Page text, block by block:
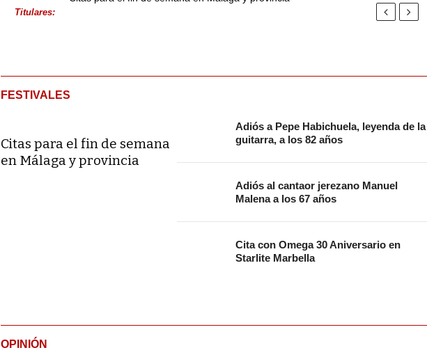
Titulares:
FESTIVALES
Citas para el fin de semana
en Málaga y provincia
Adiós a Pepe Habichuela, leyenda de la
guitarra, a los 82 años
Adiós al cantaor jerezano Manuel
Malena a los 67 años
Cita con Omega 30 Aniversario en
Starlite Marbella
OPINIÓN